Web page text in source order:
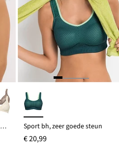
Minimizer bh met gewatteerde schouderbandjes (set van 2) Sport bh, zeer goede steun
€ 20,99